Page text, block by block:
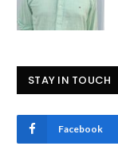
STAY IN TOUCH
Facebook